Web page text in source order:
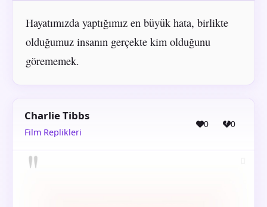
Hayatımızda yaptığımız en büyük hata, birlikte
olduğumuz insanın gerçekte kim olduğunu
görememek.
Charlie Tibbs
Film Replikleri
0 0